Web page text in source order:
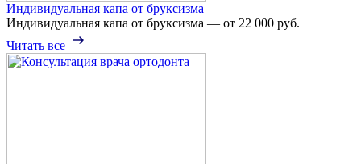
Индивидуальная капа от бруксизма
Индивидуальная капа от бруксизма — от 22 000 руб.
Читать все